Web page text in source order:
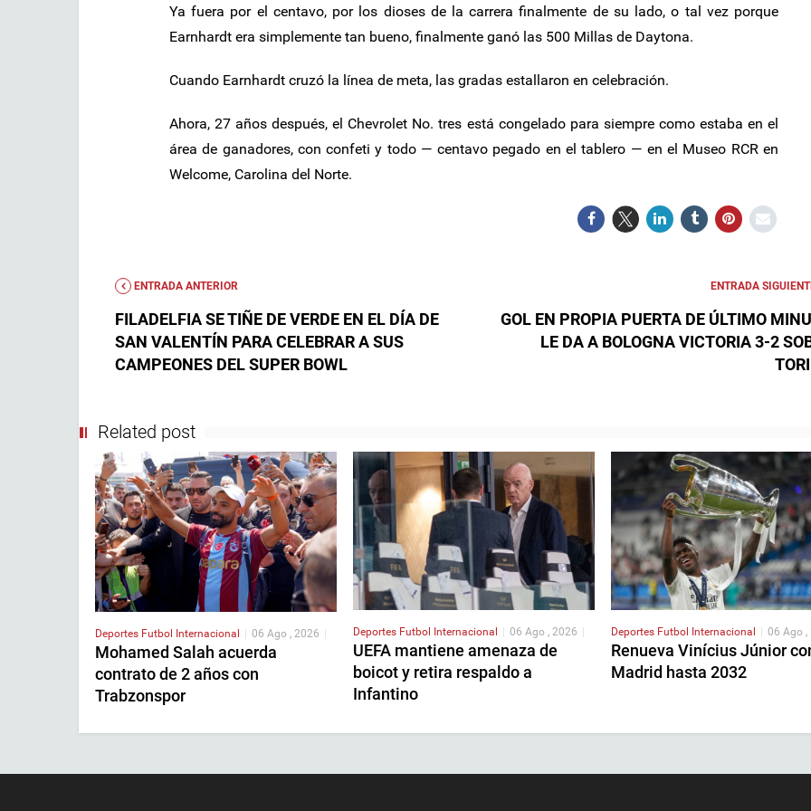
Ya fuera por el centavo, por los dioses de la carrera finalmente de su lado, o tal vez porque
Earnhardt era simplemente tan bueno, finalmente ganó las 500 Millas de Daytona.
Cuando Earnhardt cruzó la línea de meta, las gradas estallaron en celebración.
Ahora, 27 años después, el Chevrolet No. tres está congelado para siempre como estaba en el
área de ganadores, con confeti y todo — centavo pegado en el tablero — en el Museo RCR en
Welcome, Carolina del Norte.
ENTRADA ANTERIOR
FILADELFIA SE TIÑE DE VERDE EN EL DÍA DE
SAN VALENTÍN PARA CELEBRAR A SUS
CAMPEONES DEL SUPER BOWL
ENTRADA
GOL EN PROPIA PUERTA DE ÚLTIMO
LE DA A BOLOGNA VICTORIA 3-2
Related post
Deportes Futbol Internacional 06 Ago , 2026
Mohamed Salah acuerda
contrato de 2 años con
Trabzonspor
Deportes Futbol Internacional 06 Ago , 2026
UEFA mantiene amenaza de
boicot y retira respaldo a
Infantino
Deportes Futbol Internacional 06 Ago ,
Renueva Vinícius Júnior
Madrid hasta 2032